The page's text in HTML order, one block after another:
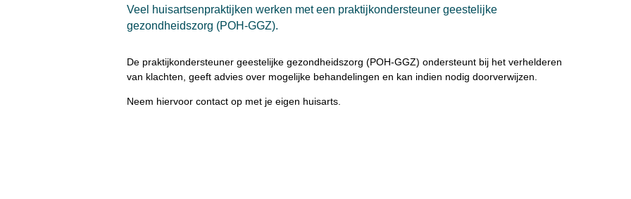
Veel huisartsenpraktijken werken met een praktijkondersteuner geestelijke
gezondheidszorg (POH‑GGZ).
De praktijkondersteuner geestelijke gezondheidszorg (POH‑GGZ) ondersteunt bij het verhelderen
van klachten, geeft advies over mogelijke behandelingen en kan indien nodig doorverwijzen.
Neem hiervoor contact op met je eigen huisarts.